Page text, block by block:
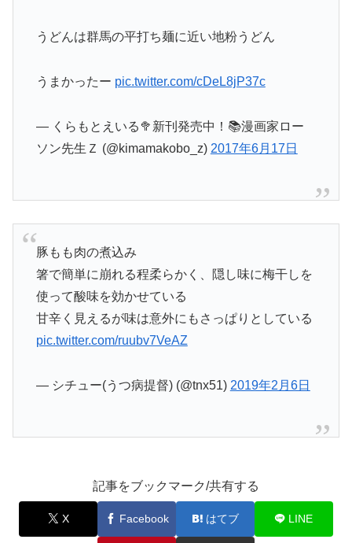
うどんは群馬の平打ち麺に近い地粉うどん
うまかったー pic.twitter.com/cDeL8jP37c
— くらもとえいる🥦新刊発売中！📚漫画家ロー
ソン先生Ｚ (@kimamakobo_z) 2017年6月17日
豚もも肉の煮込み
箸で簡単に崩れる程柔らかく、隠し味に梅干しを
使って酸味を効かせている
甘辛く見えるが味は意外にもさっぱりとしている
pic.twitter.com/ruubv7VeAZ
— シチュー(うつ病提督) (@tnx51) 2019年2月6日
記事をブックマーク/共有する
X Facebook はてブ LINE